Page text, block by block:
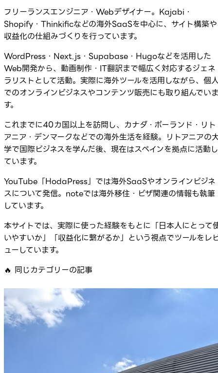
フリーランスエンジニア・Webデザイナー。Kajabi・
Shopify・Thinkificなどの海外SaaSを中心に、サイト構築や
収益化の仕組みづくりを行っています。
WordPress・Next.js・Supabase・Hugoなどを活用した
Web開発から、動画制作・IT翻訳まで幅広く対応するジェネ
ラリストとして活動。実際に海外ツールを活用しながら、個
でのオンラインビジネスやコンテンツ販売にも取り組んでい
す。
これまでに40カ国以上を訪問し、カナダ・ポーランド・リト
アニア・デンマークなどでの海外生活を経験。リトアニアの
学で国際ビジネスを学んだ後、現在はスペインを拠点に活動し
ています。
YouTube「HodaPress」では海外SaaSやオンラインビジネ
スについて発信。noteでは海外移住・ビザ関連の情報も執筆
しています。
本サイトでは、実際に使った経験をもとに「日本人にとって
いやすいか」「収益化に繋がるか」という視点でツールをレ
ューしています。
🔥 同じカテゴリーの記事